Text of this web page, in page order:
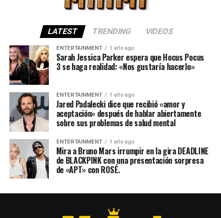
LATEST TRENDING VIDEOS
ENTERTAINMENT 1 año ago
Sarah Jessica Parker espera que Hocus Pocus
3 se haga realidad: «Nos gustaría hacerlo»
ENTERTAINMENT 1 año ago
Jared Padalecki dice que recibió «amor y
aceptación» después de hablar abiertamente
sobre sus problemas de salud mental
ENTERTAINMENT 1 año ago
Mira a Bruno Mars irrumpir en la gira DEADLINE
de BLACKPINK con una presentación sorpresa
de «APT» con ROSÉ.